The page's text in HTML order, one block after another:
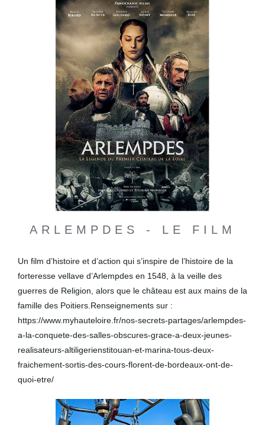
ARLEMPDES - LE FILM
Un film d’histoire et d’action qui s’inspire de l’histoire de la
forteresse vellave d’Arlempdes en 1548, à la veille des
guerres de Religion, alors que le château est aux mains de la
famille des Poitiers.Renseignements sur :
https://www.myhauteloire.fr/nos-secrets-partages/arlempdes-
a-la-conquete-des-salles-obscures-grace-a-deux-jeunes-
realisateurs-altiligerienstitouan-et-marina-tous-deux-
fraichement-sortis-des-cours-florent-de-bordeaux-ont-de-
quoi-etre/